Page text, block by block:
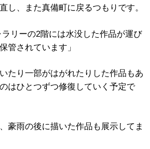
し、また真備町に戻るつもりです。
リーの2階には水没した作品が運び
管されています」
たり一部がはがれたりした作品もあ
はひとつずつ修復していく予定で
豪雨の後に描いた作品も展示してま